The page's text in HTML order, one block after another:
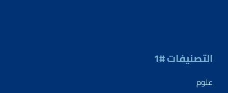
التصنيفات #1
علوم